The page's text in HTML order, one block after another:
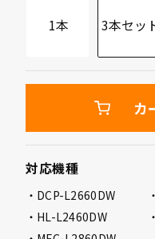
対応機種
DCP-L2660DW
HL-L2460DW
1本 3本セッ
カ